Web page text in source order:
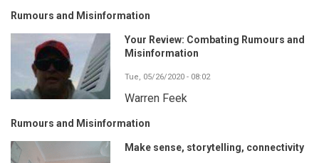
Rumours and Misinformation
Your Review: Combating Rumours and
Misinformation
Tue, 05/26/2020 - 08:02
Warren Feek
Rumours and Misinformation
Make sense, storytelling, connectivity